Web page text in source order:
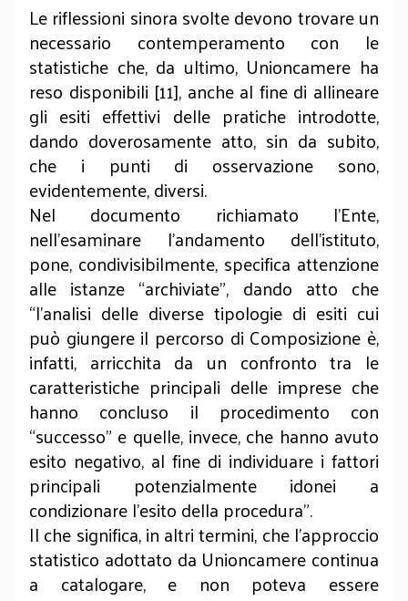
Le riflessioni sinora svolte devono trovare un
necessario contemperamento con le
statistiche che, da ultimo, Unioncamere ha
reso disponibili [11], anche al fine di allineare
gli esiti effettivi delle pratiche introdotte,
dando doverosamente atto, sin da subito,
che i punti di osservazione sono,
evidentemente, diversi.
Nel documento richiamato l’Ente,
nell’esaminare l’andamento dell’istituto,
pone, condivisibilmente, specifica attenzione
alle istanze “archiviate”, dando atto che
“l’analisi delle diverse tipologie di esiti cui
può giungere il percorso di Composizione è,
infatti, arricchita da un confronto tra le
caratteristiche principali delle imprese che
hanno concluso il procedimento con
“successo” e quelle, invece, che hanno avuto
esito negativo, al fine di individuare i fattori
principali potenzialmente idonei a
condizionare l’esito della procedura”.
Il che significa, in altri termini, che l’approccio
statistico adottato da Unioncamere continua
a catalogare, e non poteva essere